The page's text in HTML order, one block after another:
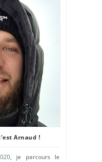
Arnaud !
, je parcours le